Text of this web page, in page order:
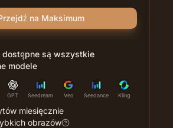
na Maksimum
dostępne są wszystkie
modele
GPT Seedream Veo Seedance Kling
miesięcznie
obrazów